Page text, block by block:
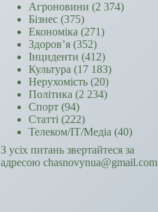
Агроновини (2 374)
Бізнес (375)
Економіка (271)
Здоров’я (352)
Інциденти (412)
Культура (17 183)
Нерухомість (20)
Політика (2 234)
Спорт (94)
Статті (222)
Телеком/ІТ/Медіа (40)
З усіх питань звертайтеся за
адресою chasnovynua@gmail.com